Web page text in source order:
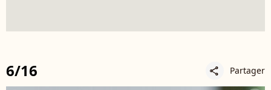
6/16 share Partager